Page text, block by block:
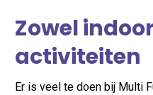
Zowel
activiteiten
Er is veel te doen bij Multi